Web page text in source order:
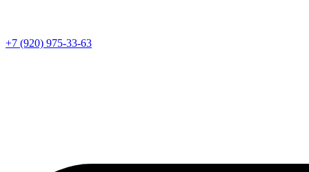
+7 (920) 975-33-63